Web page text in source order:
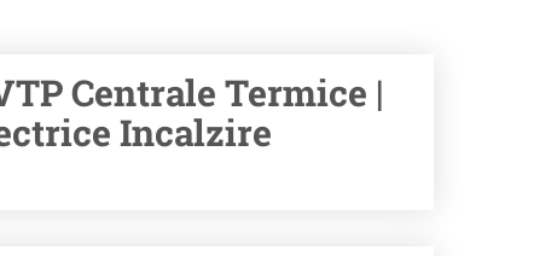
Centrale Termice |
Incalzire